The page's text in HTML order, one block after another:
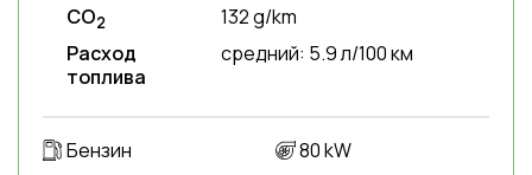
CO2
132 g/km
Расход
топлива
средний: 5.9 л/100 км
Бензин
80 kW